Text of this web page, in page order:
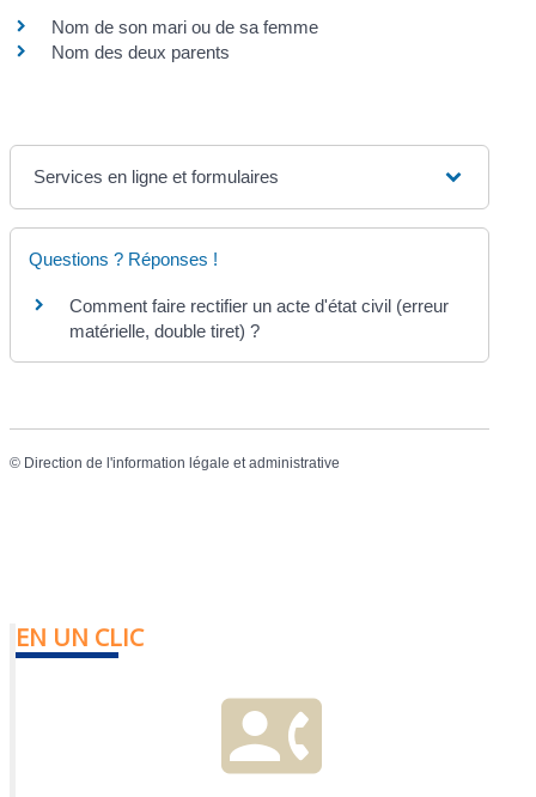
Nom de son mari ou de sa femme
Nom des deux parents
Services en ligne et formulaires
Questions ? Réponses !
Comment faire rectifier un acte d'état civil (erreur
matérielle, double tiret) ?
© Direction de l'information légale et administrative
EN UN CLIC